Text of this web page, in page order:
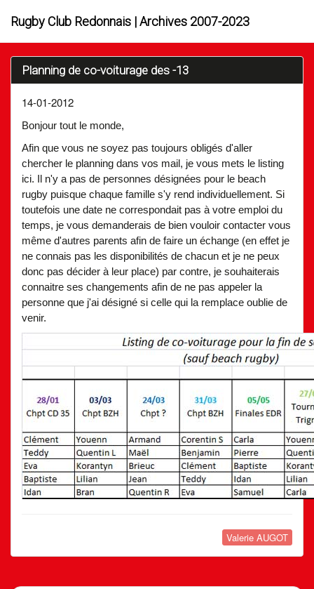
Rugby Club Redonnais | Archives 2007-2023
Planning de co-voiturage des -13
14-01-2012
Bonjour tout le monde,
Afin que vous ne soyez pas toujours obligés d'aller
chercher le planning dans vos mail, je vous mets le listing
ici. Il n'y a pas de personnes désignées pour le beach
rugby puisque chaque famille s'y rend individuellement. Si
toutefois une date ne correspondait pas à votre emploi du
temps, je vous demanderais de bien vouloir contacter vous
même d'autres parents afin de faire un échange (en effet je
ne connais pas les disponibilités de chacun et je ne peux
donc pas décider à leur place) par contre, je souhaiterais
connaitre ses changements afin de ne pas appeler la
personne que j'ai désigné si celle qui la remplace oublie de
venir.
Valerie AUGOT